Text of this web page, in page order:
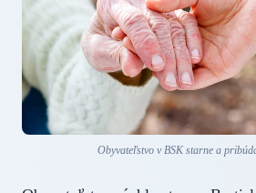
Obyvateľstvo v BSK starne a